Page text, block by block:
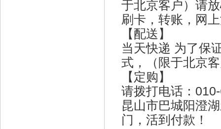
于北京客户）请
刷卡，转账，网
【配送】
当天快递 为了保
式，（限于北京
【定购】
请拨打电话：
昆山市巴城阳澄
门，活到付款！